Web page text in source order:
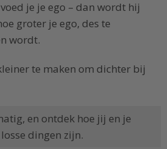
je je ego – dan wordt hij
groter je ego, des te
wordt.
te maken om dichter bij
en ontdek hoe jij en je
dingen zijn.